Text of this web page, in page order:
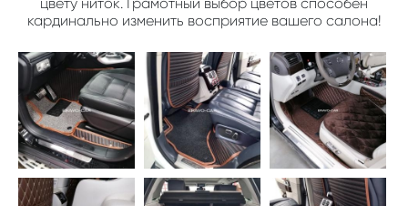
кардинально изменить восприятие вашего салона!